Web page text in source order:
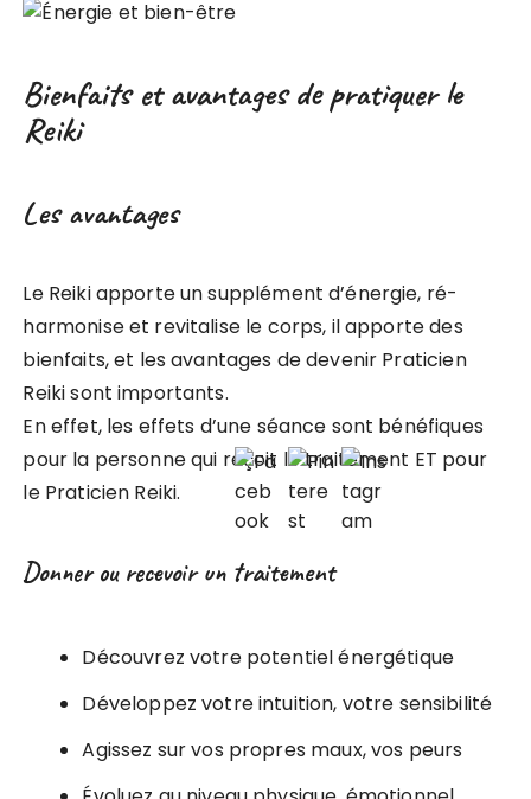
Bienfaits et avantages de pratiquer le
Reiki
Les avantages
Le Reiki apporte un supplément d’énergie, ré-
harmonise et revitalise le corps, il apporte des
bienfaits, et les avantages de devenir Praticien
Reiki sont importants.
En effet, les effets d’une séance sont bénéfiques
pour la personne qui reçoit le traitement ET pour
le Praticien Reiki.
Donner ou recevoir un traitement
Découvrez votre potentiel énergétique
Développez votre intuition, votre sensibilité
Agissez sur vos propres maux, vos peurs